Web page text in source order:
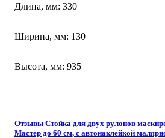
Длина, мм: 330
Ширина, мм: 130
Высота, мм: 935
Отзывы Стойка для двух рулонов
Мастер до 60 см, с автонаклейкой